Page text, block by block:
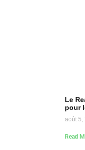
Le
pour
août 5,
Read